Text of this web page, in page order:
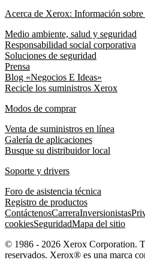
Acerca de Xerox: Información sobre
Medio ambiente, salud y seguridad
Responsabilidad social corporativa
Soluciones de seguridad
Prensa
Blog «Negocios E Ideas»
Recicle los suministros Xerox
Modos de comprar
Venta de suministros en línea
Galería de aplicaciones
Busque su distribuidor local
Soporte y drivers
Foro de asistencia técnica
Registro de productos
ContáctenosCarreraInversionistas
cookiesSeguridadMapa del sitio
© 1986 - 2026 Xerox Corporation.
reservados. Xerox® es una marca